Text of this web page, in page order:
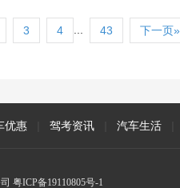
3 4 43 下一页»
优惠 驾考资讯 汽车生活
粤ICP备19110805号-1